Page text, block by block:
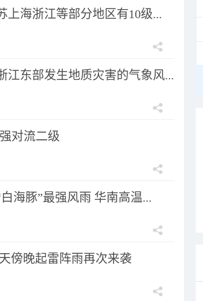
上海浙江等部分地区有10级...
江东部发生地质灾害的气象风...
对流二级
海豚”最强风雨 华南高温...
傍晚起雷阵雨再次来袭